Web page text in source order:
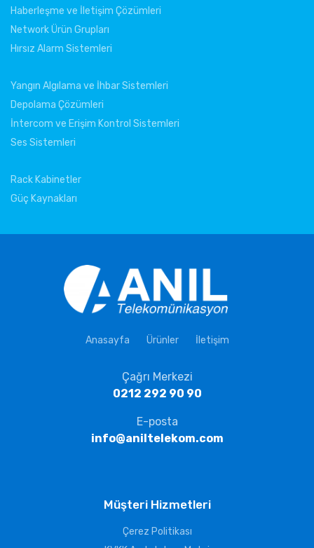
Haberleşme ve İletişim Çözümleri
Network Ürün Grupları
Hırsız Alarm Sistemleri
Yangın Algılama ve İhbar Sistemleri
Depolama Çözümleri
İntercom ve Erişim Kontrol Sistemleri
Ses Sistemleri
Rack Kabinetler
Güç Kaynakları
Anasayfa Ürünler İletişim
Çağrı Merkezi
0212 292 90 90
E-posta
info@aniltelekom.com
Müşteri Hizmetleri
Çerez Politikası